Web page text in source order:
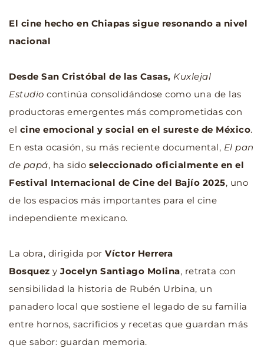
El cine hecho en Chiapas sigue resonando a nivel
nacional
Desde San Cristóbal de las Casas, Kuxlejal
Estudio continúa consolidándose como una de las
productoras emergentes más comprometidas con
el cine emocional y social en el sureste de México.
En esta ocasión, su más reciente documental, El pan
de papá, ha sido seleccionado oficialmente en el
Festival Internacional de Cine del Bajío 2025, uno
de los espacios más importantes para el cine
independiente mexicano.
La obra, dirigida por Víctor Herrera
Bosquez y Jocelyn Santiago Molina, retrata con
sensibilidad la historia de Rubén Urbina, un
panadero local que sostiene el legado de su familia
entre hornos, sacrificios y recetas que guardan más
que sabor: guardan memoria.